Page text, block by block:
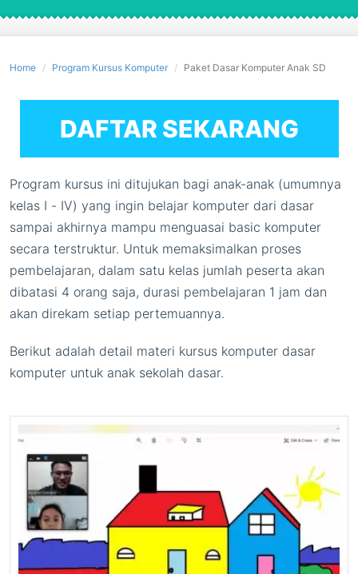
Home Program Kursus Komputer Paket Dasar Komputer Anak SD
DAFTAR SEKARANG
Program kursus ini ditujukan bagi anak-anak (umumnya
kelas I - IV) yang ingin belajar komputer dari dasar
sampai akhirnya mampu menguasai basic komputer
secara terstruktur. Untuk memaksimalkan proses
pembelajaran, dalam satu kelas jumlah peserta akan
dibatasi 4 orang saja, durasi pembelajaran 1 jam dan
akan direkam setiap pertemuannya.
Berikut adalah detail materi kursus komputer dasar
komputer untuk anak sekolah dasar.